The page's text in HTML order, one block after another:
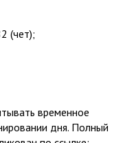
(чет);
временное
дня. Полный